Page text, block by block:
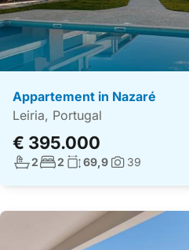
Appartement in Nazaré
Leiria, Portugal
€ 395.000
Aantal badkamers:
2Aantal slaapkamers:
2 Woonoppervlakte:
69,9Foto's:
39